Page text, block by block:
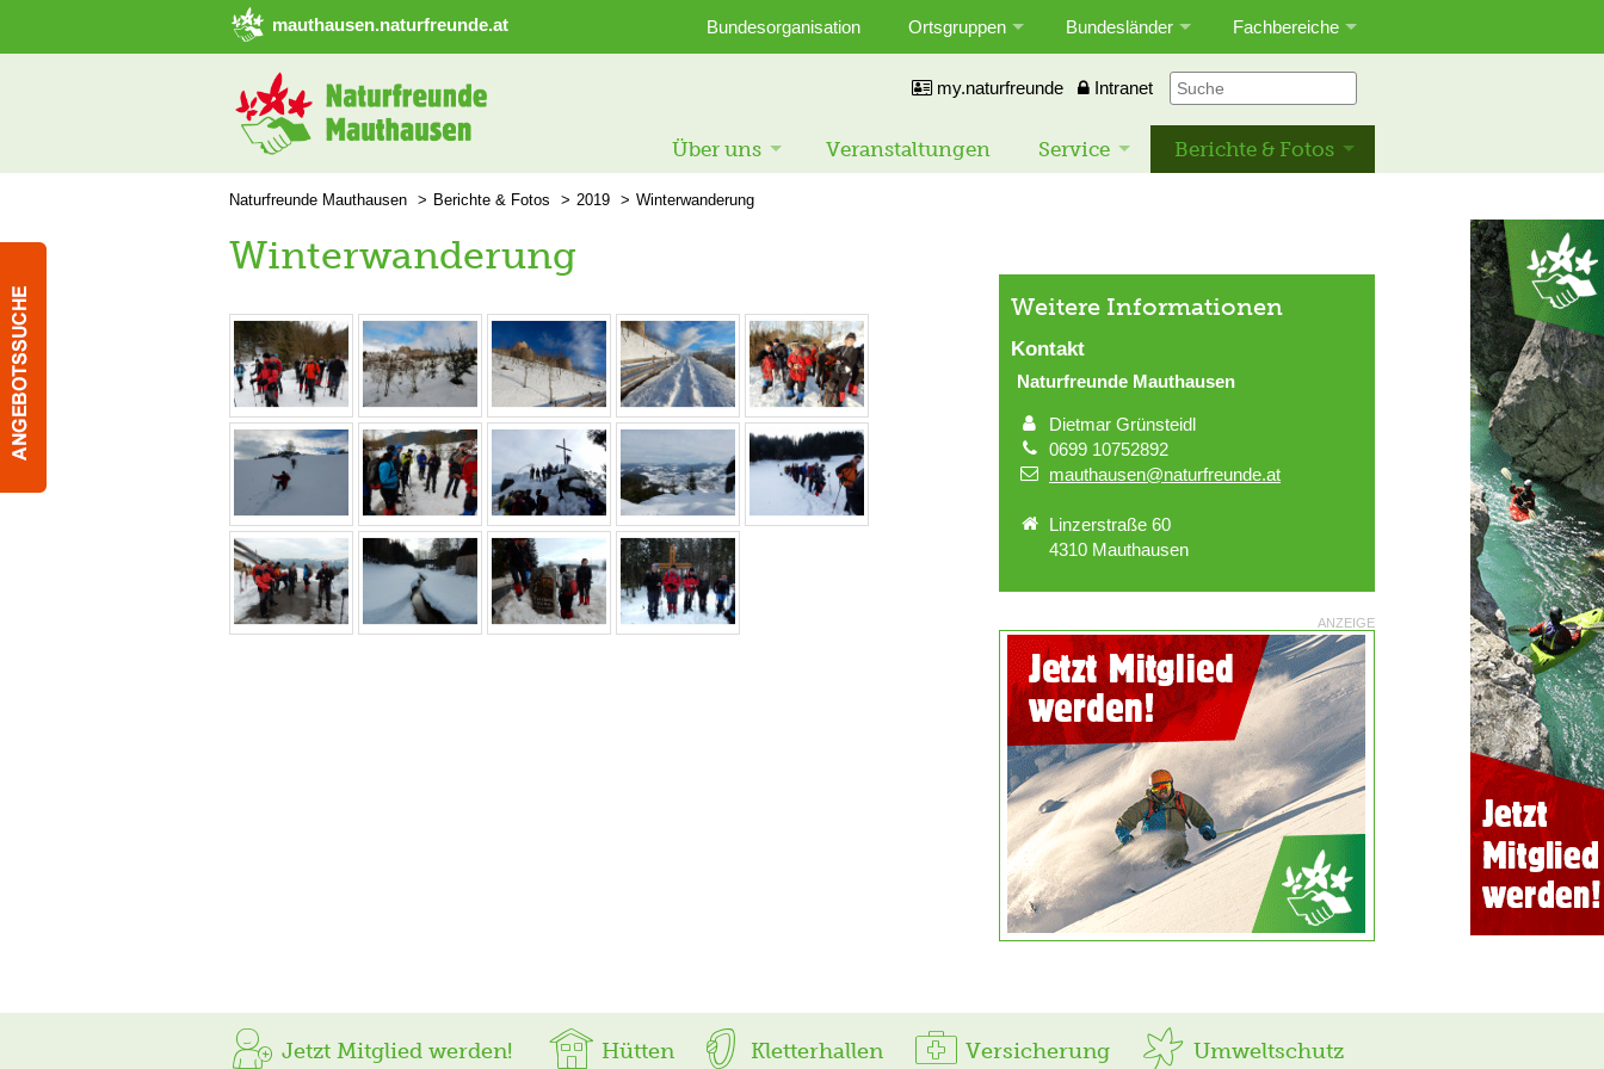
➜ Hauptregion der Seite anspringen
mauthausen.naturfreunde.at Bundesorganisation Ortsgruppen Bundesländer Fachbereiche
my.naturfreunde Intranet
Über uns Veranstaltungen Service Berichte & Fotos
Naturfreunde Mauthausen Berichte & Fotos 2019 Winterwanderung
Winterwanderung
Weitere Informationen
Kontakt
Naturfreunde Mauthausen
Dietmar Grünsteidl
0699 10752892
mauthausen@naturfreunde.at
Linzerstraße 60
4310 Mauthausen
ANZEIGE
Jetzt Mitglied werden! Hütten Kletterhallen Versicherung Umweltschutz